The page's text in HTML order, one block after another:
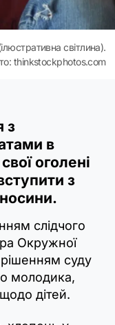
світлина).
thinkstockphotos.com
з
в
оголені
з
слідчого
Окружної
суду
молодика,
дітей.